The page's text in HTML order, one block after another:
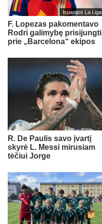
Ispanijos La Liga
F. Lopezas pakomentavo
Rodri galimybę prisijungti
prie „Barcelona“ ekipos
R. De Paulis savo įvartį
skyrė L. Messi mirusiam
tėčiui Jorge